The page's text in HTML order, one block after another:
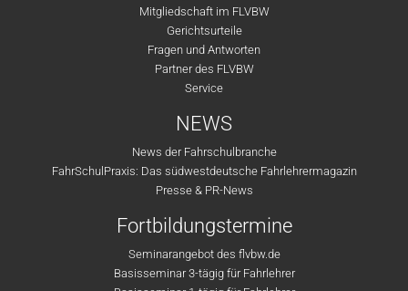
Mitgliedschaft im FLVBW
Gerichtsurteile
Fragen und Antworten
Partner des FLVBW
Service
NEWS
News der Fahrschulbranche
FahrSchulPraxis: Das südwestdeutsche Fahrlehrermagazin
Presse & PR-News
Fortbildungstermine
Seminarangebot des flvbw.de
Basisseminar 3-tägig für Fahrlehrer